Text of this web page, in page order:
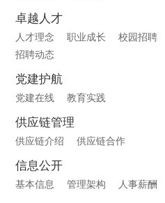
卓越人才
人才理念 职业成长 校园招聘
招聘动态
党建护航
党建在线 教育实践
供应链管理
供应链介绍 供应链合作
信息公开
基本信息 管理架构 人事薪酬